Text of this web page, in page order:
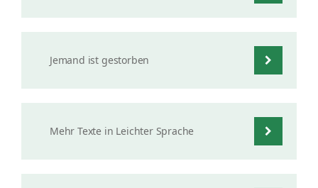
Jemand ist gestorben
Mehr Texte in Leichter Sprache